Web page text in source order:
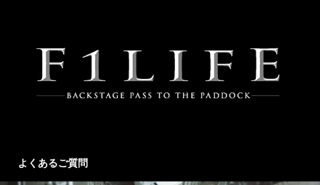
よくあるご質問